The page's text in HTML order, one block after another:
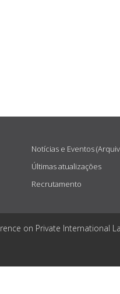
Notícias e Eventos
Últimas atualizações
Recrutamento
on Private International